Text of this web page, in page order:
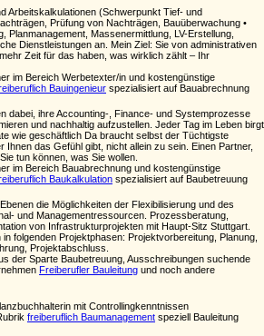
Arbeitskalkulationen (Schwerpunkt Tief- und
Prüfung von Nachträgen, Bauüberwachung •
Planmanagement, Massenermittlung, LV-Erstellung,
Dienstleistungen an. Mein Ziel: Sie von administrativen
Zeit für das haben, was wirklich zählt – Ihr
im Bereich Werbetexter/in und kostengünstige
Bauingenieur spezialisiert auf Bauabrechnung
dabei, ihre Accounting-, Finance- und Systemprozesse
und nachhaltig aufzustellen. Jeder Tag im Leben birgt
wie geschäftlich Da braucht selbst der Tüchtigste
Ihnen das Gefühl gibt, nicht allein zu sein. Einen Partner,
tun können, was Sie wollen.
im Bereich Bauabrechnung und kostengünstige
Baukalkulation spezialisiert auf Baubetreuung
die Möglichkeiten der Flexibilisierung und des
und Managementressourcen. Prozessberatung,
von Infrastrukturprojekten mit Haupt-Sitz Stuttgart.
folgenden Projektphasen: Projektvorbereitung, Planung,
Projektabschluss.
der Sparte Baubetreuung, Ausschreibungen suchende
Freiberufler Bauleitung und noch andere
mit Controllingkenntnissen
freiberuflich Baumanagement speziell Bauleitung